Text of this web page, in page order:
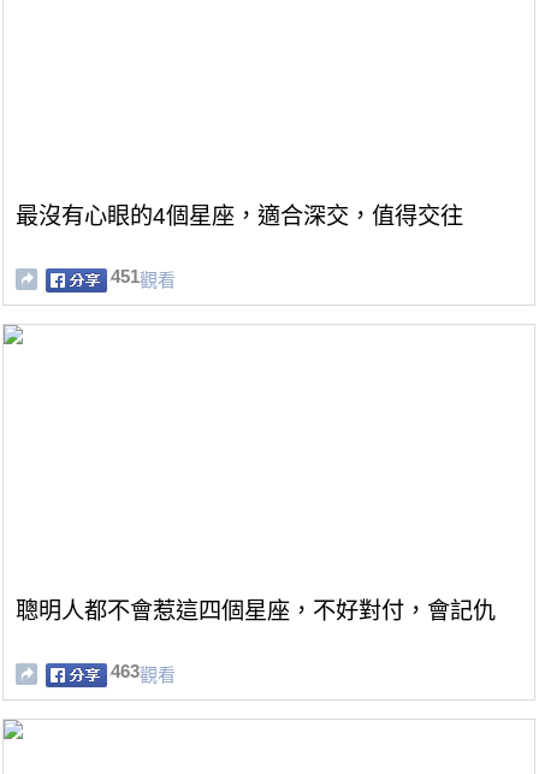
最沒有心眼的4個星座，適合深交，值得交往
451觀看
聰明人都不會惹這四個星座，不好對付，會記仇
463觀看